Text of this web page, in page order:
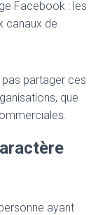
Facebook : les
canaux de
pas partager ces
que
ayant